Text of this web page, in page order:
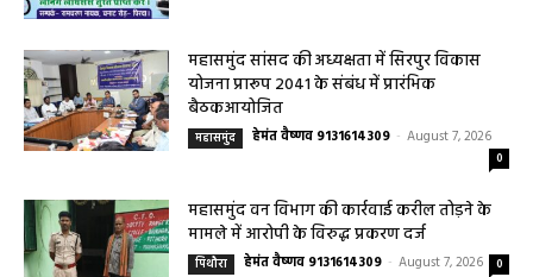
बसना हेमंत वैष्णव 9131614309 - August 8, 2026
महासमुंद सांसद की अध्यक्षता में सिरपुर विकास
महासमुंद हेमंत वैष्णव 9131614309 - August 7, 2026